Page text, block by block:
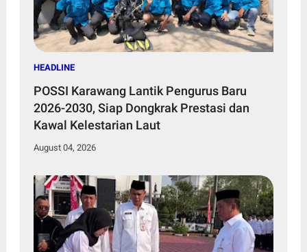
HEADLINE
POSSI Karawang Lantik Pengurus Baru
2026-2030, Siap Dongkrak Prestasi dan
Kawal Kelestarian Laut
August 04, 2026